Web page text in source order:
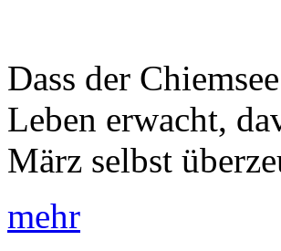
Dass der
Leben erwacht,
März selbst
mehr